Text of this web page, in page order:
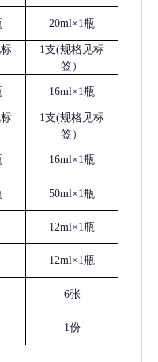
20ml×1瓶
1支(规格见标
签）
16ml×1瓶
1支(规格见标
签）
16ml×1瓶
50ml×1瓶
12ml×1瓶
12ml×1瓶
6张
1份